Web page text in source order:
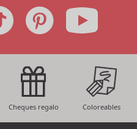
Cheques regalo Coloreables